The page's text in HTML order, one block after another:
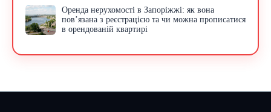
Оренда нерухомості в Запоріжжі: як вона
пов’язана з реєстрацією та чи можна прописатися
в орендованій квартирі